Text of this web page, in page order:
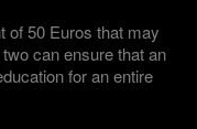
of 50 Euros that may
can ensure that an
for an entire